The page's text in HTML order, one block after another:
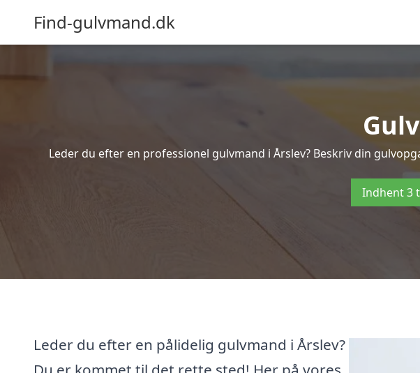
Find-gulvmand.dk
Leder du efter en professionel gulvmand i Årslev? Beskriv din
Indhent 3
Leder du efter en pålidelig gulvmand i Årslev?